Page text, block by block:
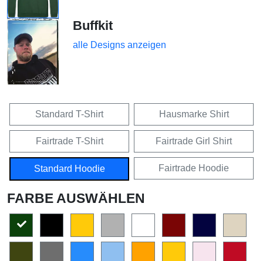
Buffkit
alle Designs anzeigen
Standard T-Shirt Hausmarke Shirt
Fairtrade T-Shirt Fairtrade Girl Shirt
Standard Hoodie Fairtrade Hoodie
FARBE AUSWÄHLEN